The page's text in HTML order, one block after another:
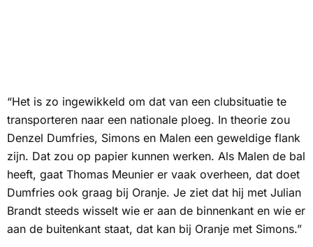
“Het is zo ingewikkeld om dat van een clubsituatie te
transporteren naar een nationale ploeg. In theorie zou
Denzel Dumfries, Simons en Malen een geweldige flank
zijn. Dat zou op papier kunnen werken. Als Malen de bal
heeft, gaat Thomas Meunier er vaak overheen, dat doet
Dumfries ook graag bij Oranje. Je ziet dat hij met Julian
Brandt steeds wisselt wie er aan de binnenkant en wie er
aan de buitenkant staat, dat kan bij Oranje met Simons.”